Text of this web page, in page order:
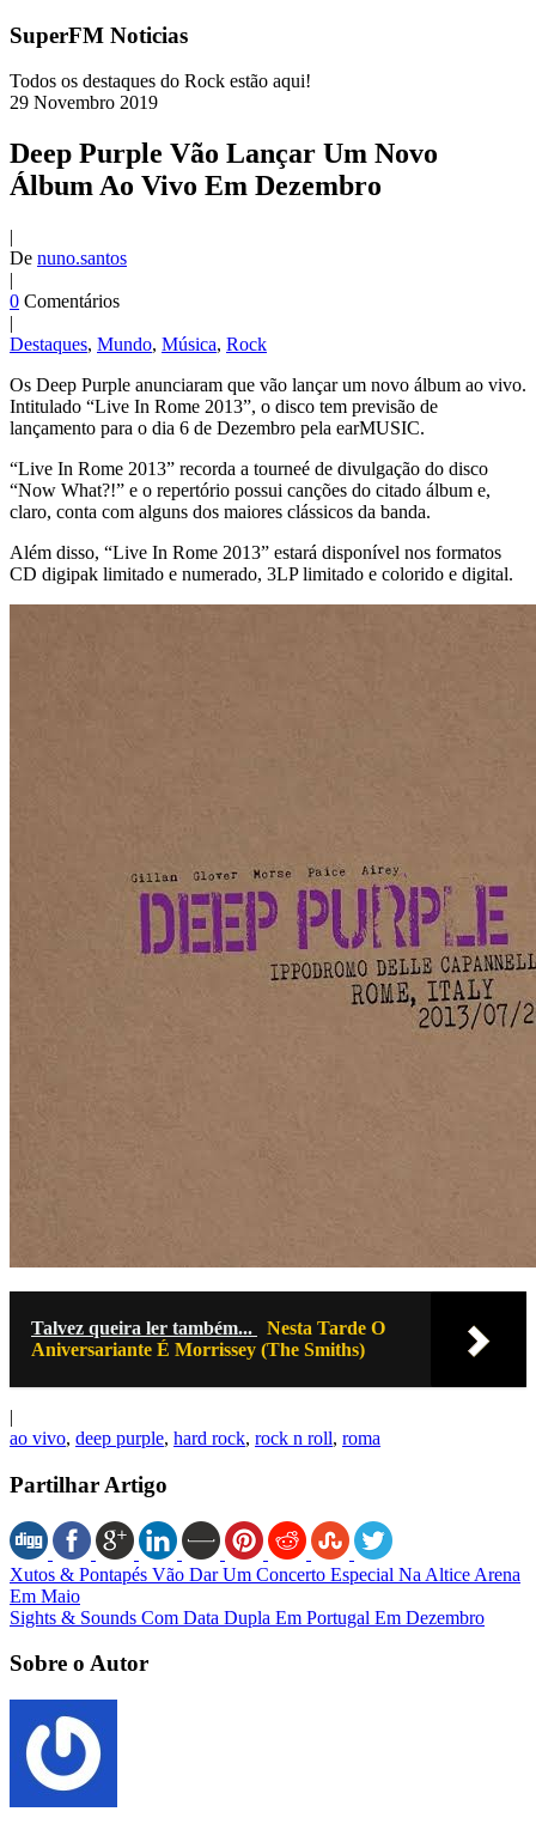
SuperFM Noticias
Todos os destaques do Rock estão aqui!
29 Novembro 2019
Deep Purple Vão Lançar Um Novo
Álbum Ao Vivo Em Dezembro
|
De nuno.santos
|
0 Comentários
|
Destaques, Mundo, Música, Rock
Os Deep Purple anunciaram que vão lançar um novo álbum ao vivo.
Intitulado “Live In Rome 2013”, o disco tem previsão de
lançamento para o dia 6 de Dezembro pela earMUSIC.
“Live In Rome 2013” recorda a tourneé de divulgação do disco
“Now What?!” e o repertório possui canções do citado álbum e,
claro, conta com alguns dos maiores clássicos da banda.
Além disso, “Live In Rome 2013” estará disponível nos formatos
CD digipak limitado e numerado, 3LP limitado e colorido e digital.
Talvez queira ler também...
Nesta Tarde O
Aniversariante É Morrissey (The Smiths)
|
ao vivo, deep purple, hard rock, rock n roll, roma
Partilhar Artigo
Xutos & Pontapés Vão Dar Um Concerto Especial Na Altice Arena
Em Maio
Sights & Sounds Com Data Dupla Em Portugal Em Dezembro
Sobre o Autor